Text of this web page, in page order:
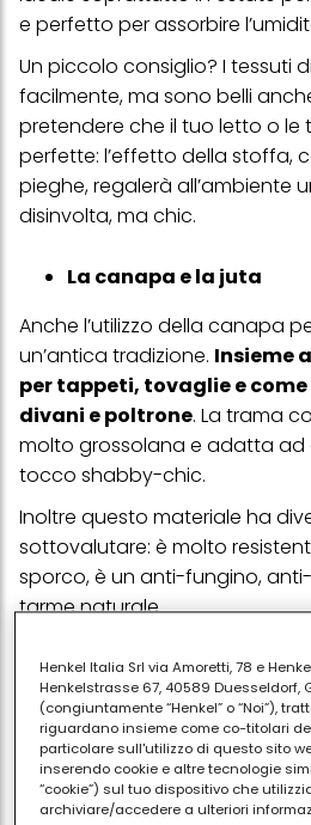
e perfetto per assorbire
Un piccolo consiglio? I tessuti
facilmente, ma sono belli
pretendere che il tuo letto o le
perfette: l’effetto della stoffa,
pieghe, regalerà all’ambiente
disinvolta,ma chic.
La canapa e la juta
Anche l’utilizzo della canapa
un’antica tradizione. Insieme
per tappeti, tovaglie e
divani e poltrone. La trama
molto grossolana e adatta ad
tocco shabby-chic.
Inoltre questo materiale ha
sottovalutare: è molto
sporco, è un anti-fungino,
tarme naturale.
Il cotone
Il cotone ha due principali
al tatto ed è anallergico; è
diverse lavorazioni.Il suo
la biancheria da letto, per
Henkel Italia Srl via Amoretti, 78 e
Henkelstrasse 67, 40589 Duesseldorf,
(congiuntamente “Henkel” o “Noi”),
riguardano insieme come co-titolari
particolare sull'utilizzo di questo sito
inserendo cookie e altre tecnologie
“cookie”) sul tuo dispositivo che
archiviare/accedere a ulteriori